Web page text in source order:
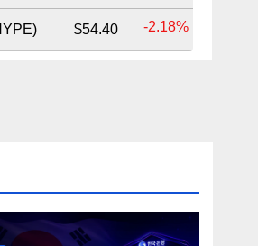
$54.40 -2.18%